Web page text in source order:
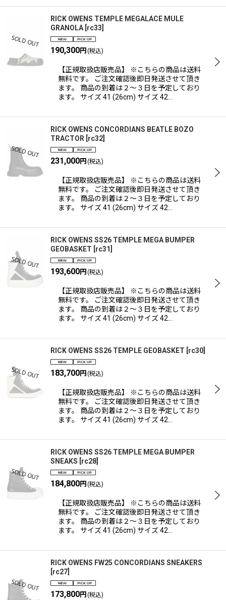
RICK OWENS TEMPLE MEGALACE MULE
GRANOLA rc33
190,300円 (税込)
【正規取扱店販売品】 ※こちらの商品は送料
無料です。 ご注文確認後即日発送させて頂き
ます。 商品の到着は２〜３日を予定しており
ます。 サイズ 41 (26cm) サイズ 42…
RICK OWENS CONCORDIANS BEATLE BOZO
TRACTOR rc32
231,000円 (税込)
【正規取扱店販売品】 ※こちらの商品は送料
無料です。 ご注文確認後即日発送させて頂き
ます。 商品の到着は２〜３日を予定しており
ます。 サイズ 41 (26cm) サイズ 42…
RICK OWENS SS26 TEMPLE MEGA BUMPER
GEOBASKET rc31
193,600円 (税込)
【正規取扱店販売品】 ※こちらの商品は送料
無料です。 ご注文確認後即日発送させて頂き
ます。 商品の到着は２〜３日を予定しており
ます。 サイズ 41 (26cm) サイズ 42…
RICK OWENS SS26 TEMPLE GEOBASKET rc30
183,700円 (税込)
【正規取扱店販売品】 ※こちらの商品は送料
無料です。 ご注文確認後即日発送させて頂き
ます。 商品の到着は２〜３日を予定しており
ます。 サイズ 41 (26cm) サイズ 42…
RICK OWENS SS26 TEMPLE MEGA BUMPER
SNEAKS rc28
184,800円 (税込)
【正規取扱店販売品】 ※こちらの商品は送料
無料です。 ご注文確認後即日発送させて頂き
ます。 商品の到着は２〜３日を予定しており
ます。 サイズ 41 (26cm) サイズ 42…
RICK OWENS FW25 CONCORDIANS SNEAKERS
rc27
173,800円 (税込)